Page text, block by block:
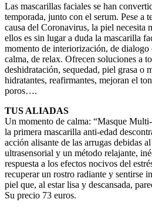
Las mascarillas faciales se han
temporada, junto con el serum. Pese a
causa del Coronavirus, la piel necesita
ellos es sin lugar a duda la mascarilla
momento de interiorización, de dialogo
calma, de relax. Ofrecen soluciones a
deshidratación, sequedad, piel grasa o
hidratantes, reafirmantes, mejoran el
poros….
TUS ALIADAS
Un momento de calma: “Masque
la primera mascarilla anti-edad
acción alisante de las arrugas debidas
ultrasensorial y un método relajante,
respuesta a los efectos nocivos del
recuperar un rostro radiante y sentirse
piel que, al estar lisa y descansada,
Su precio 73 euros.